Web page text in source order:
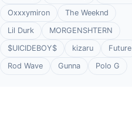
Oxxxymiron
The Weeknd
Lil Durk
MORGENSHTERN
$UICIDEBOY$
kizaru
Future
Rod Wave
Gunna Polo G